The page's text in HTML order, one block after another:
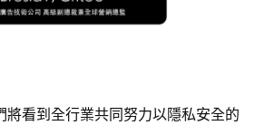
將看到全行業共同努力以隱私安全的